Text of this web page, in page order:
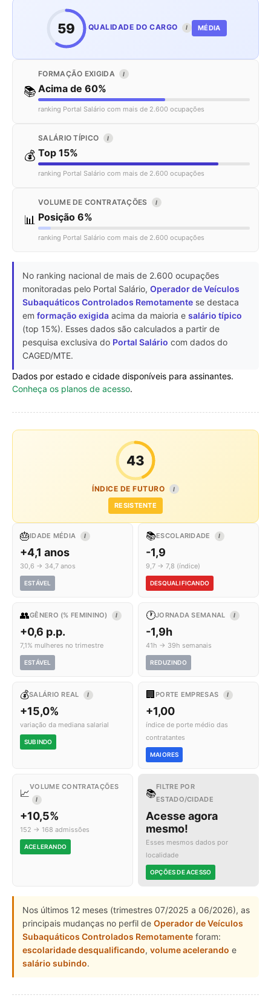
59 QUALIDADE DO CARGO I MÉDIA
📚
FORMAÇÃO EXIGIDA I
Acima de 60%
ranking Portal Salário com mais de 2.600 ocupações
💰
SALÁRIO TÍPICO I
Top 15%
ranking Portal Salário com mais de 2.600 ocupações
📊
VOLUME DE CONTRATAÇÕES I
Posição 6%
ranking Portal Salário com mais de 2.600 ocupações
No ranking nacional de mais de 2.600 ocupações
monitoradas pelo Portal Salário, Operador de Veículos
Subaquáticos Controlados Remotamente se destaca
em formação exigida acima da maioria e salário típico
(top 15%). Esses dados são calculados a partir de
pesquisa exclusiva do Portal Salário com dados do
CAGED/MTE.
Dados por estado e cidade disponíveis para assinantes.
Conheça os planos de acesso.
43
ÍNDICE DE FUTURO I
RESISTENTE
🎂IDADE MÉDIA I
+4,1 anos
30,6 → 34,7 anos
ESTÁVEL
📚ESCOLARIDADE I
-1,9
9,7 → 7,8 (índice)
DESQUALIFICANDO
👥GÊNERO (% FEMININO) I
+0,6 p.p.
7,1% mulheres no trimestre
ESTÁVEL
🕐JORNADA SEMANAL I
-1,9h
41h → 39h semanais
REDUZINDO
💰SALÁRIO REAL I
+15,0%
variação da mediana salarial
SUBINDO
🏢 PORTE EMPRESAS I
+1,00
índice de porte médio das
contratantes
MAIORES
📈
VOLUME CONTRATAÇÕES
I
+10,5%
152 → 168 admissões
ACELERANDO
📚
FILTRE POR
ESTADO/CIDADE
Acesse agora
mesmo!
Esses mesmos dados por
localidade
OPÇÕES DE ACESSO
Nos últimos 12 meses (trimestres 07/2025 a 06/2026), as
principais mudanças no perfil de Operador de Veículos
Subaquáticos Controlados Remotamente foram:
escolaridade desqualificando, volume acelerando e
salário subindo.